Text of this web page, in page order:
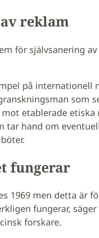
reklam
för självsanering
på internationell
som
etablerade etiska
hand om
fungerar
1969 men detta är
fungerar,
forskare.